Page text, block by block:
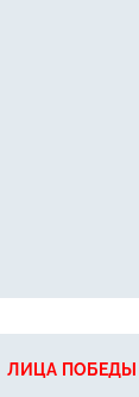
ЛИЦА ПОБЕДЫ